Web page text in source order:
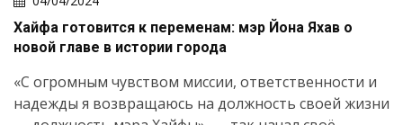
Хайфа готовится к переменам: мэр Йона Яхав о
новой главе в истории города
«С огромным чувством миссии, ответственности и
надежды я возвращаюсь на должность своей жизни